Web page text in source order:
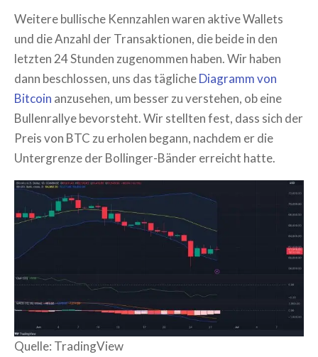
Weitere bullische Kennzahlen waren aktive Wallets
und die Anzahl der Transaktionen, die beide in den
letzten 24 Stunden zugenommen haben. Wir haben
dann beschlossen, uns das täglicheDiagramm von
Bitcoin anzusehen, um besser zu verstehen, ob eine
Bullenrallye bevorsteht. Wir stellten fest, dass sich der
Preis von BTC zu erholen begann, nachdem er die
Untergrenze der Bollinger-Bänder erreicht hatte.
Quelle: TradingView